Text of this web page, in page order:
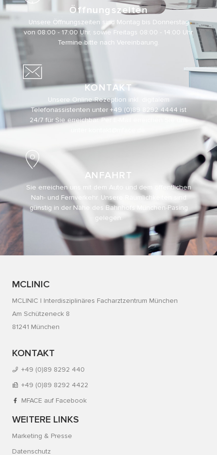
Öffnungszeiten
Unsere Öffnungszeiten sind Montag bis Donnerstag
von 08:00 - 17:00 Uhr, sowie Freitags 08:00 - 14:00 Uhr.
Termine bitte nach Vereinbarung.
KONTAKT
Unsere Online-Rezeption inkl. digitalem
Telefonassistenten unter +49 (0)89 8292 4444 ist
24/7 für Sie erreichbar. Per E-Mail erreichen Sie uns
ANFAHRT
Sie erreichen uns mit dem Auto und dem öffentlichen
Nah- und Fernverkehr. Unsere Räumlichkeiten sind
günstig in der Nähe des Bahnhofs München-Pasing
gelegen.
MCLINIC
MCLINIC | Interdisziplinäres Facharztzentrum München
Am Schützeneck 8
81241 München
KONTAKT
+49 (0)89 8292 440
+49 (0)89 8292 4422
MFACE auf Facebook
WEITERE LINKS
Marketing & Presse
Datenschutz